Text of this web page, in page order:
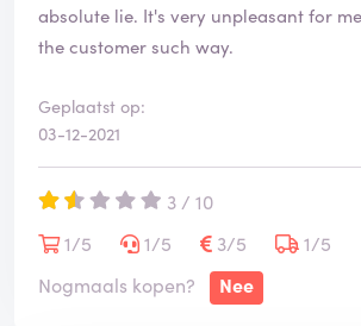
absolute lie. It's very unpleasant for
the customer such way.
Geplaatst op:
03-12-2021
3 / 10
1/5
1/5 3/5
1/5
Nogmaals kopen?
Nee